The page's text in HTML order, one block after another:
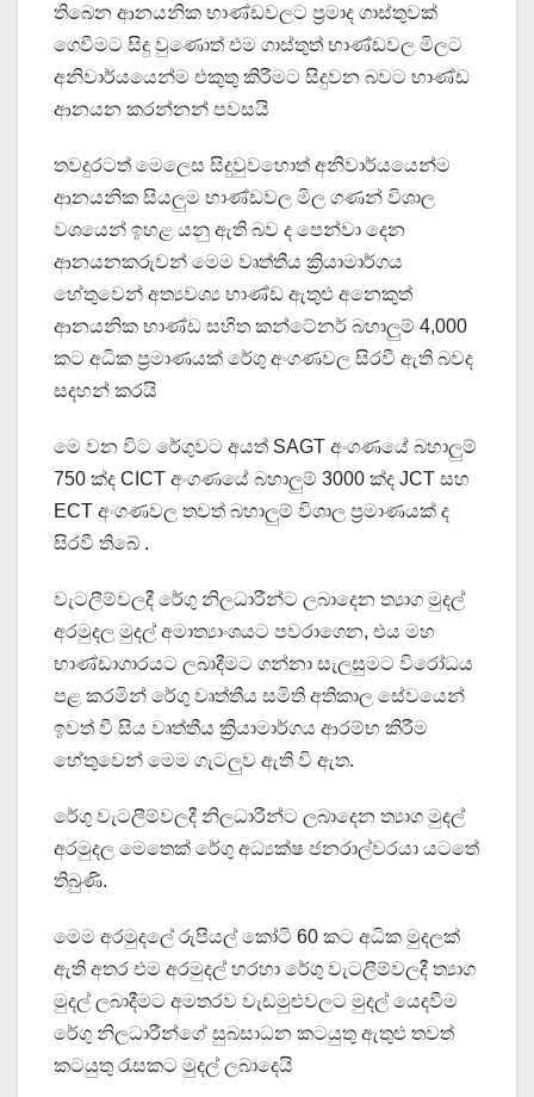
තිබෙන ආනයනික භාණ්ඩවලට ප්‍රමාද ගාස්තුවක්
ගෙවීමට සිදු වුණොත් එම ගාස්තුත් භාණ්ඩවල මිලට
අනිවාර්යයෙන්ම එකුතු කිරීමට සිදුවන බවට භාණ්ඩ
ආනයන කරන්නන් පවසයි
තවදුරටත් මෙලෙස සිදුවුවහොත් අනිවාර්යයෙන්ම
ආනයනික සියලුම භාණ්ඩවල මිල ගණන් විශාල
වශයෙන් ඉහළ යනු ඇති බව ද පෙන්වා දෙන
ආනයනකරුවන් මෙම වෘත්තීය ක්‍රියාමාර්ගය
හේතුවෙන් අත්‍යවශ්‍ය භාණ්ඩ ඇතුළු අනෙකුත්
ආනයනික භාණ්ඩ සහිත කන්ටේනර් බහාලුම් 4,000
කට අධික ප්‍රමාණයක් රේගු අංගණවල සිරවී ඇති බවද
සදහන් කරයි
මෙ වන විට රේගුවට අයත් SAGT අංගණයේ බහාලුම්
750 ක්ද CICT අංගණයේ බහාලුම් 3000 ක්ද JCT සහ
ECT අංගණවල තවත් බහාලුම් විශාල ප්‍රමාණයක් ද
සිරවී තිබේ .
වැටලීම්වලදී රේගු නිලධාරීන්ට ලබාදෙන ත්‍යාග මුදල්
අරමුදල මුදල් අමාත්‍යාංශයට පවරාගෙන, එය මහ
භාණ්ඩාගාරයට ලබාදීමට ගන්නා සැලසුමට විරෝධය
පළ කරමින් රේගු වෘත්තීය සමිති අතිකාල සේවයෙන්
ඉවත් වී සිය වෘත්තීය ක්‍රියාමාර්ගය ආරම්භ කිරීම
හේතුවෙන් මෙම ගැටලුව ඇති වි ඇත.
රේගු වැටලීම්වලදී නිලධාරීන්ට ලබාදෙන ත්‍යාග මුදල්
අරමුදල මෙතෙක් රේගු අධ්‍යක්ෂ ජනරාල්වරයා යටතේ
තිබුණි.
මෙම අරමුදලේ රුපියල් කෝටි 60 කට අධික මුදලක්
ඇති අතර එම අරමුදල් හරහා රේගු වැටලීම්වලදී ත්‍යාග
මුදල් ලබාදීමට අමතරව වැඩමුළුවලට මුදල් යෙදවීම
රේගු නිලධාරීන්ගේ සුබසාධන කටයුතු ඇතුළු තවත්
කටයුතු රැසකට මුදල් ලබාදෙයි